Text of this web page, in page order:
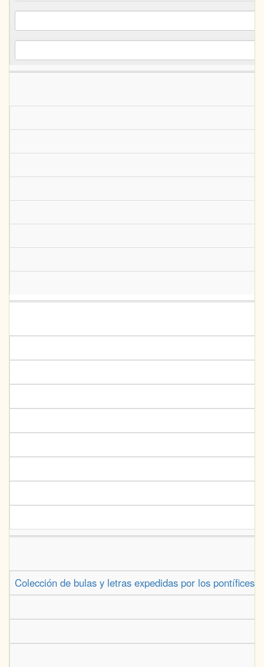
Colección de bulas y letras expedidas por los pontífices